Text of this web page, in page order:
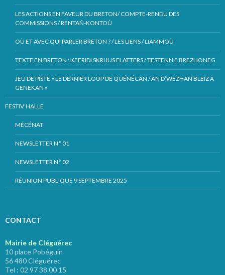
LES ACTIONS EN FAVEUR DU BRETON/ COMPTE-RENDU DES
COMMISSIONS / RENTAÑ-KONTOÙ
OÙ ET AVEC QUI PARLER BRETON ? / LES LIENS / LIAMMOÙ
TEXTE EN BRETON : KEFRIDI SKRIJUS FLATTERS / TESTENN E BREZHONEG
JEU DE PISTE « LE DERNIER LOUP DE QUÉNÉCAN / AN D’WEZHAÑ BLEIZ A
GENEKAN »
FESTIV’HALLE
MÉCÉNAT
NEWSLETTER N° 01
NEWSLETTER N° 02
RÉUNION PUBLIQUE 9 SEPTEMBRE 2025
CONTACT
Mairie de Cléguérec
10 place Pobéguin
56 480 Cléguérec
Tel : 02 97 38 00 15